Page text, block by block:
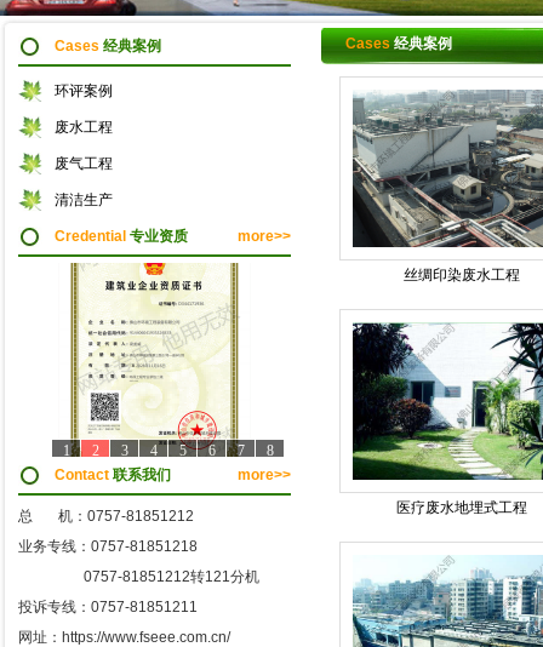
Cases 经典案例
环评案例
废水工程
废气工程
清洁生产
more>>
Credential 专业资质
8
7
6
5
4
3
2
1
more>>
Contact 联系我们
总 机：0757-81851212
业务专线：0757-81851218
0757-81851212转121分机
投诉专线：0757-81851211
网址：https://www.fseee.com.cn/
Cases经典案例
丝绸印染废水工程
医疗废水地埋式工程